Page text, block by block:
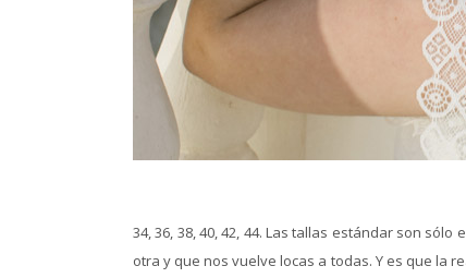
34, 36, 38, 40, 42, 44. Las tallas estándar son
otra y que nos vuelve locas a todas. Y es que la